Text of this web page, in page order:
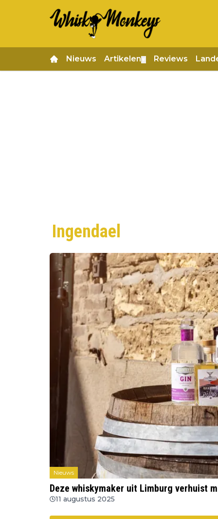
Nieuws Artikelen Reviews
Ingendael
Nieuws
Deze whiskymaker uit Limburg verhuist
11 augustus 2025